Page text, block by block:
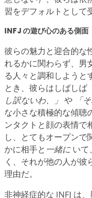
習をデフォルトとして
INFJ の遊び心のある側面
彼らの魅力と迎合的な
れるかに関わらず、男
る人々と調和しようと
とき、彼らはしばしば
し訳ないわ、」 や 「
な小さな積極的な傾聴
ンタクトと顔の表情で
し、とてもオープンで
かに相手と 一緒に いて
く、それが他の人が
理由だ。
非神経症的な INFJ は